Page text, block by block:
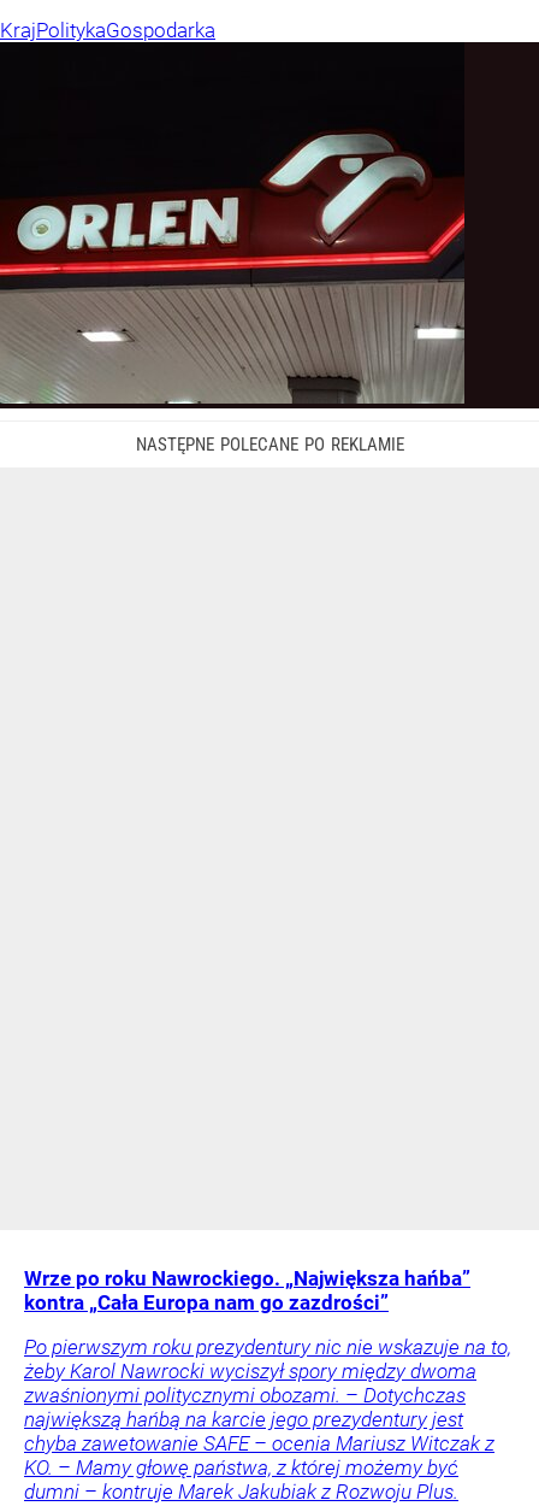
KrajPolitykaGospodarka
Wrze po roku Nawrockiego. „Największa hańba”
kontra „Cała Europa nam go zazdrości”
Po pierwszym roku prezydentury nic nie wskazuje na to,
żeby Karol Nawrocki wyciszył spory między dwoma
zwaśnionymi politycznymi obozami. – Dotychczas
największą hańbą na karcie jego prezydentury jest
chyba zawetowanie SAFE – ocenia Mariusz Witczak z
KO. – Mamy głowę państwa, z której możemy być
dumni – kontruje Marek Jakubiak z Rozwoju Plus.